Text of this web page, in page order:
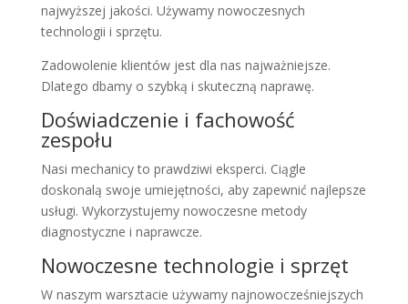
najwyższej jakości. Używamy nowoczesnych
technologii i sprzętu.
Zadowolenie klientów jest dla nas najważniejsze.
Dlatego dbamy o szybką i skuteczną naprawę.
Doświadczenie i fachowość
zespołu
Nasi mechanicy to prawdziwi eksperci. Ciągle
doskonalą swoje umiejętności, aby zapewnić najlepsze
usługi. Wykorzystujemy nowoczesne metody
diagnostyczne i naprawcze.
Nowoczesne technologie i sprzęt
W naszym warsztacie używamy najnowocześniejszych